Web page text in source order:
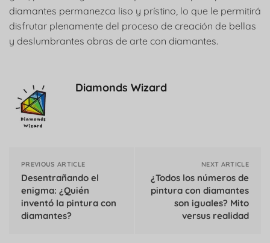
diamantes permanezca liso y prístino, lo que le permitirá
disfrutar plenamente del proceso de creación de bellas
y deslumbrantes obras de arte con diamantes.
Diamonds Wizard
PREVIOUS ARTICLE
Desentrañando el
enigma: ¿Quién
inventó la pintura con
diamantes?
NEXT ARTICLE
¿Todos los números de
pintura con diamantes
son iguales? Mito
versus realidad